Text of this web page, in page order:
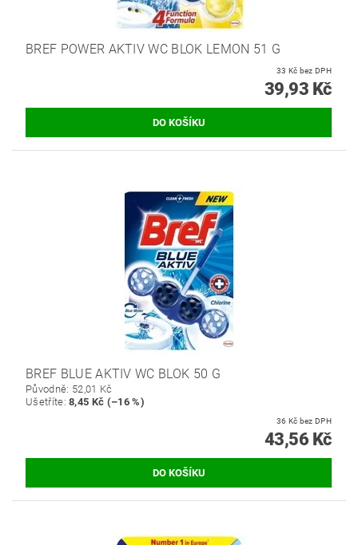
BREF POWER AKTIV WC BLOK LEMON 51 G
33 Kč bez DPH
39,93 Kč
BREF BLUE AKTIV WC BLOK 50 G
Původně: 52,01 Kč
Ušetříte:8,45 Kč (–16 %)
36 Kč bez DPH
43,56 Kč